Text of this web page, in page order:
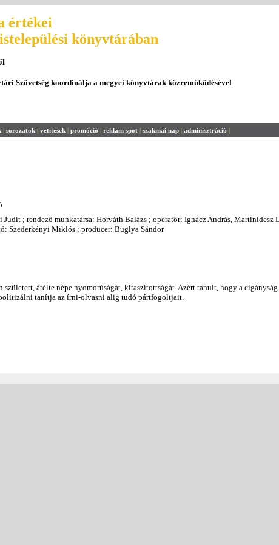
értékei
könyvtárában
Szövetség koordinálja a megyei könyvtárak közreműködésével
| sorozatok | vetítések | promóció | reklám spot | szakmai nap | adminisztráció |
; rendező munkatársa: Horváth Balázs ; operatőr: Ignácz András, Martinidesz
Szederkényi Miklós ; producer: Buglya Sándor
átélte népe nyomorúságát, kitaszítottságát. Azért tanult, hogy a
tanítja az írni-olvasni alig tudó pártfogoltjait.